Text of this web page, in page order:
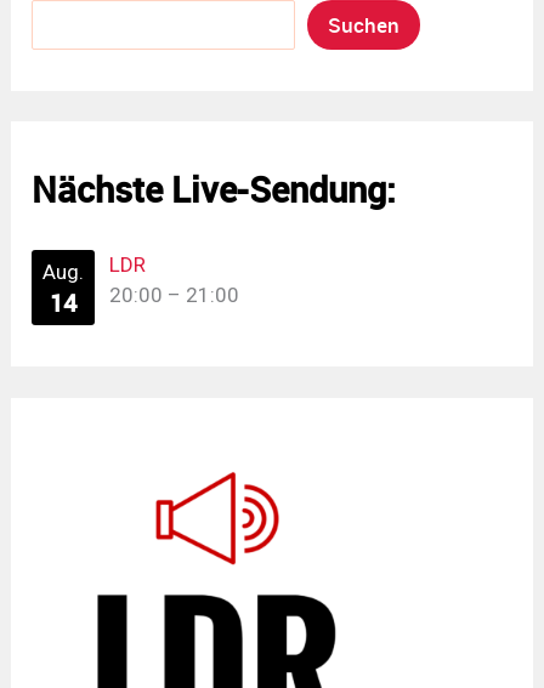
Suchen
Nächste Live-Sendung:
Aug.
14
LDR
20:00 – 21:00